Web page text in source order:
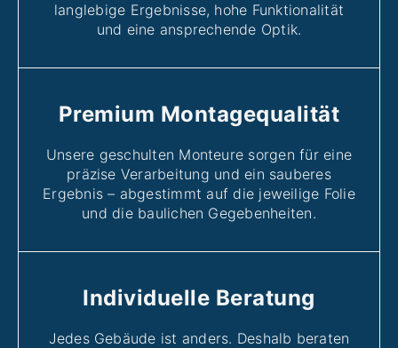
langlebige Ergebnisse, hohe Funktionalität
und eine ansprechende Optik.
Premium Montagequalität
Unsere geschulten Monteure sorgen für eine
präzise Verarbeitung und ein sauberes
Ergebnis – abgestimmt auf die jeweilige Folie
und die baulichen Gegebenheiten.
Individuelle Beratung
Jedes Gebäude ist anders. Deshalb beraten